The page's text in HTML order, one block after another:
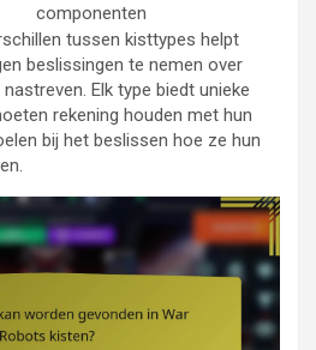
componenten
tussen kisttypes helpt
beslissingen te nemen over
Elk type biedt unieke
rekening houden met hun
bij het beslissen hoe ze hun